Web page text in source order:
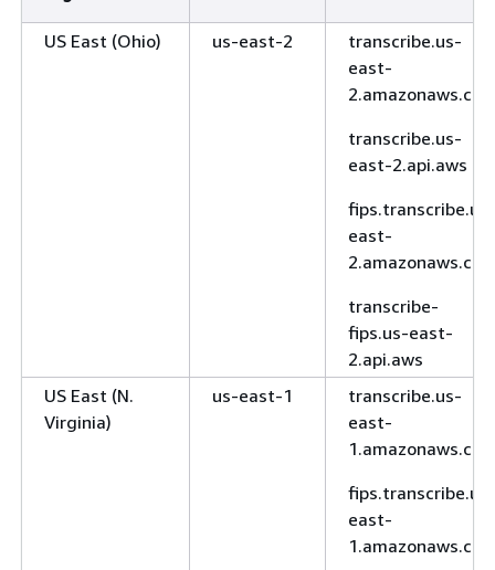
US East (Ohio) us-east-2
transcribe.us-
east-
transcribe.us-
east-2.api.aws
fips.transcribe.us-
east-
transcribe-
fips.us-east-
2.api.aws
US East (N.
Virginia)
us-east-1
transcribe.us-
east-
fips.transcribe.us-
east-